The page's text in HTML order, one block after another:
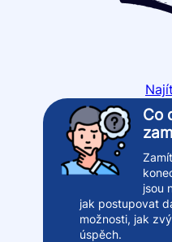
Co
jsou
jak postupovat
možnosti, jak
úspěch.